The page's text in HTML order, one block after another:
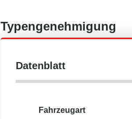
Typengenehmigung
Datenblatt
Fahrzeugart